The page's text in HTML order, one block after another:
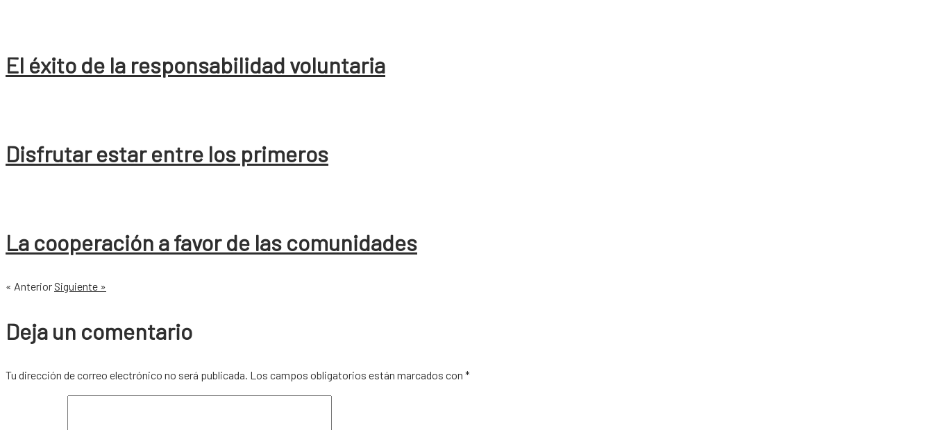
El éxito de la responsabilidad voluntaria
Disfrutar estar entre los primeros
La cooperación a favor de las comunidades
« Anterior Siguiente »
Deja un comentario
Tu dirección de correo electrónico no será publicada. Los campos obligatorios están marcados con *